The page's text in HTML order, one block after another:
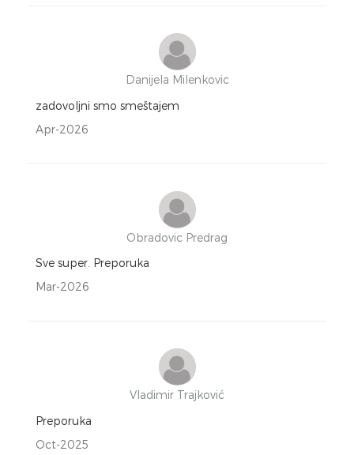
Danijela Milenkovic
zadovoljni smo smeštajem
Apr-2026
Obradovic Predrag
Sve super. Preporuka
Mar-2026
Vladimir Trajković
Preporuka
Oct-2025